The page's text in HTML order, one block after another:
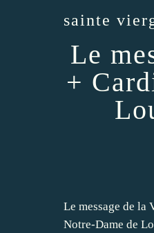
sainte
Le
+
Le message de la
Notre-Dame de